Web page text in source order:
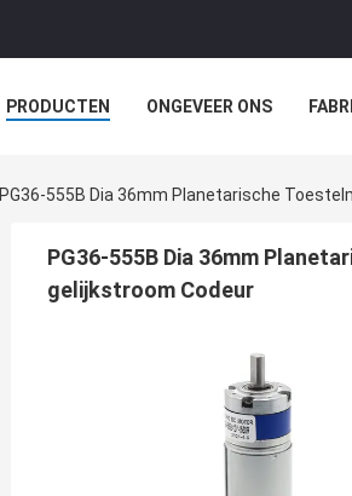
PRODUCTEN ONGEVEER ONS
PG36-555B Dia 36mm Planetarische
PG36-555B Dia 36mm
gelijkstroom Codeur